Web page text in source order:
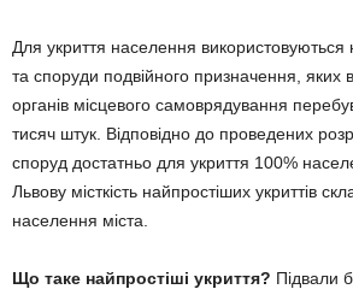
Для укриття населення використовуються
та споруди подвійного призначення, яких в
органів місцевого самоврядування
тисяч штук. Відповідно до проведених
споруд достатньо для укриття 100%
Львову місткість найпростіших укриттів
населення міста.
Що таке найпростіші укриття? Підвали